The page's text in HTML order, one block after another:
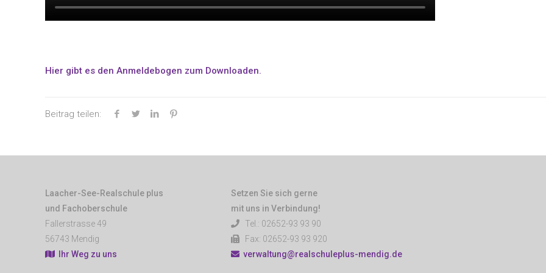
Hier gibt es den Anmeldebogen zum Downloaden.
Beitrag teilen:
Laacher-See-Realschule plus
und Fachoberschule
Fallerstrasse 49
56743 Mendig
Ihr Weg zu uns
Setzen Sie sich gerne
mit uns in Verbindung!
Tel.: 02652-93 93 90
Fax: 02652-93 93 920
verwaltung@realschuleplus-mendig.de